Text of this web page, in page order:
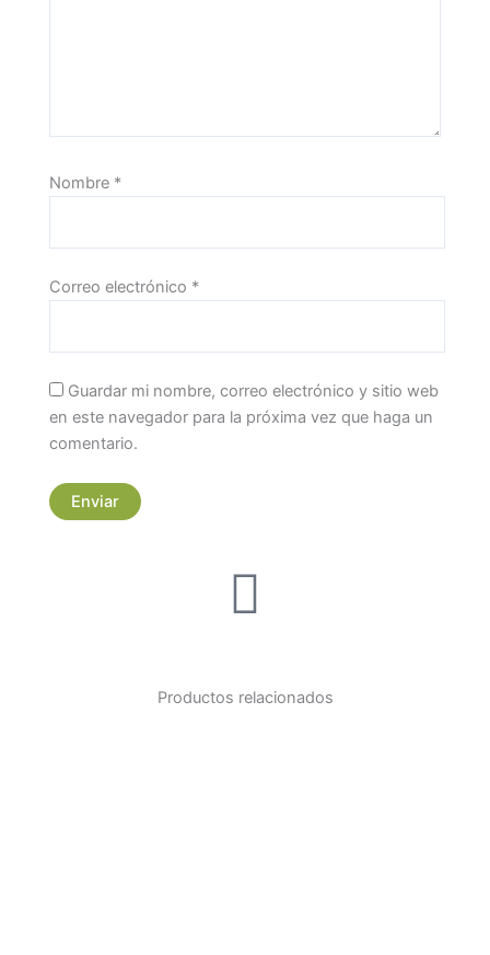
Nombre *
Correo electrónico *
Guardar mi nombre, correo electrónico y sitio web
en este navegador para la próxima vez que haga un
comentario.
Productos relacionados